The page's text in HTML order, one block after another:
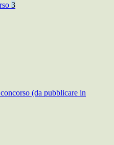
3
(da pubblicare in